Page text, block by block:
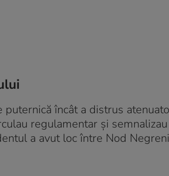
puternică încât a distrus
regulamentar și
a avut loc între Nod